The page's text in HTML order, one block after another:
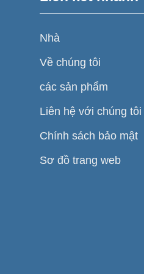
Nhà
Về chúng tôi
các sản phẩm
Liên hệ với chúng tôi
Chính sách bảo mật
Sơ đồ trang web